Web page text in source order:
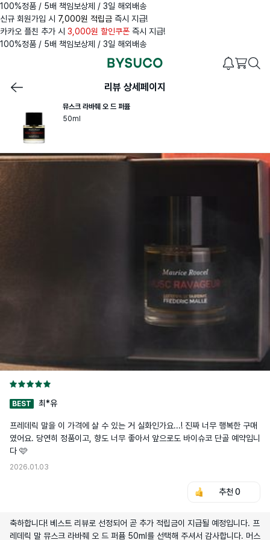
100%정품 / 5배 책임보상제 / 3일 해외배송
신규 회원가입 시 7,000원 적립금 즉시 지급!
카카오 플친 추가 시 3,000원 할인쿠폰 즉시 지급!
100%정품 / 5배 책임보상제 / 3일 해외배송
리뷰 상세페이지
뮤스크 라바줴 오 드 퍼퓸
50ml
BEST 최*유
프레데릭 말을 이 가격에 살 수 있는 거 실화인가요...! 진짜 너무 행복한 구매
였어요. 당연히 정품이고, 향도 너무 좋아서 앞으로도 바이슈코 단골 예약입니
다 🩷
2026.01.03
추천 0
축하합니다! 베스트 리뷰로 선정되어 곧 추가 적립금이 지급될 예정입니다. 프
레데릭 말 뮤스크 라바줴 오 드 퍼퓸 50ml를 선택해 주셔서 감사합니다. 머스